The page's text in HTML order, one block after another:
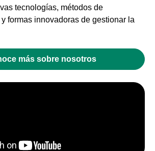
tecnologías, métodos de
formas innovadoras de gestionar la
más sobre nosotros